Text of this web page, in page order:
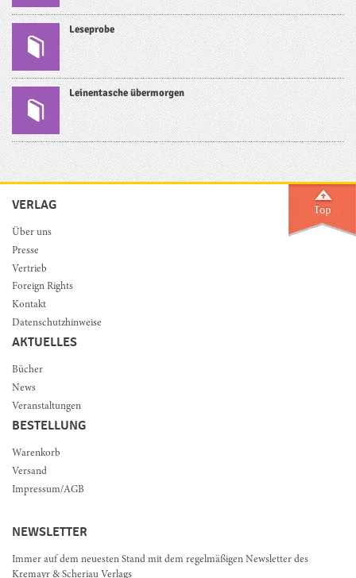
Leseprobe
Leinentasche übermorgen
VERLAG
Über uns
Presse
Vertrieb
Foreign Rights
Kontakt
Datenschutzhinweise
AKTUELLES
Bücher
News
Veranstaltungen
BESTELLUNG
Warenkorb
Versand
Impressum/AGB
NEWSLETTER
Immer auf dem neuesten Stand mit dem regelmäßigen Newsletter des
Kremayr & Scheriau Verlags